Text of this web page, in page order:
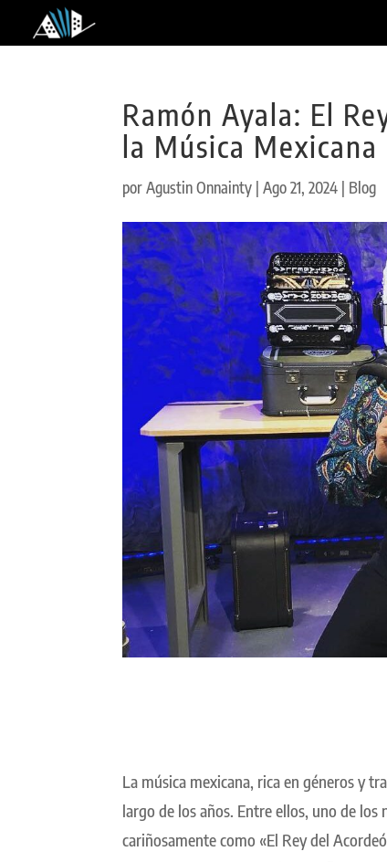
Ramón Ayala: El
la Música Mexicana
porAgustin Onnainty |Ago 21, 2024 | Blog
La música mexicana, rica en géneros y
largo de los años. Entre ellos, uno de
cariñosamente como «El Rey del